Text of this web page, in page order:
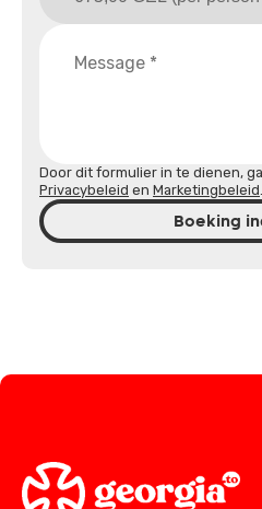
Door dit formulier in te dienen,
Privacybeleid en Marketingbeleid.
Boeking